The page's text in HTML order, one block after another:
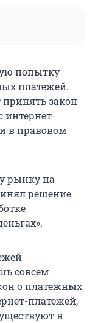
попытку
платежей.
закон
интернет-
в правовом
рынку на
решение
совсем
о платежных
платежей,
в